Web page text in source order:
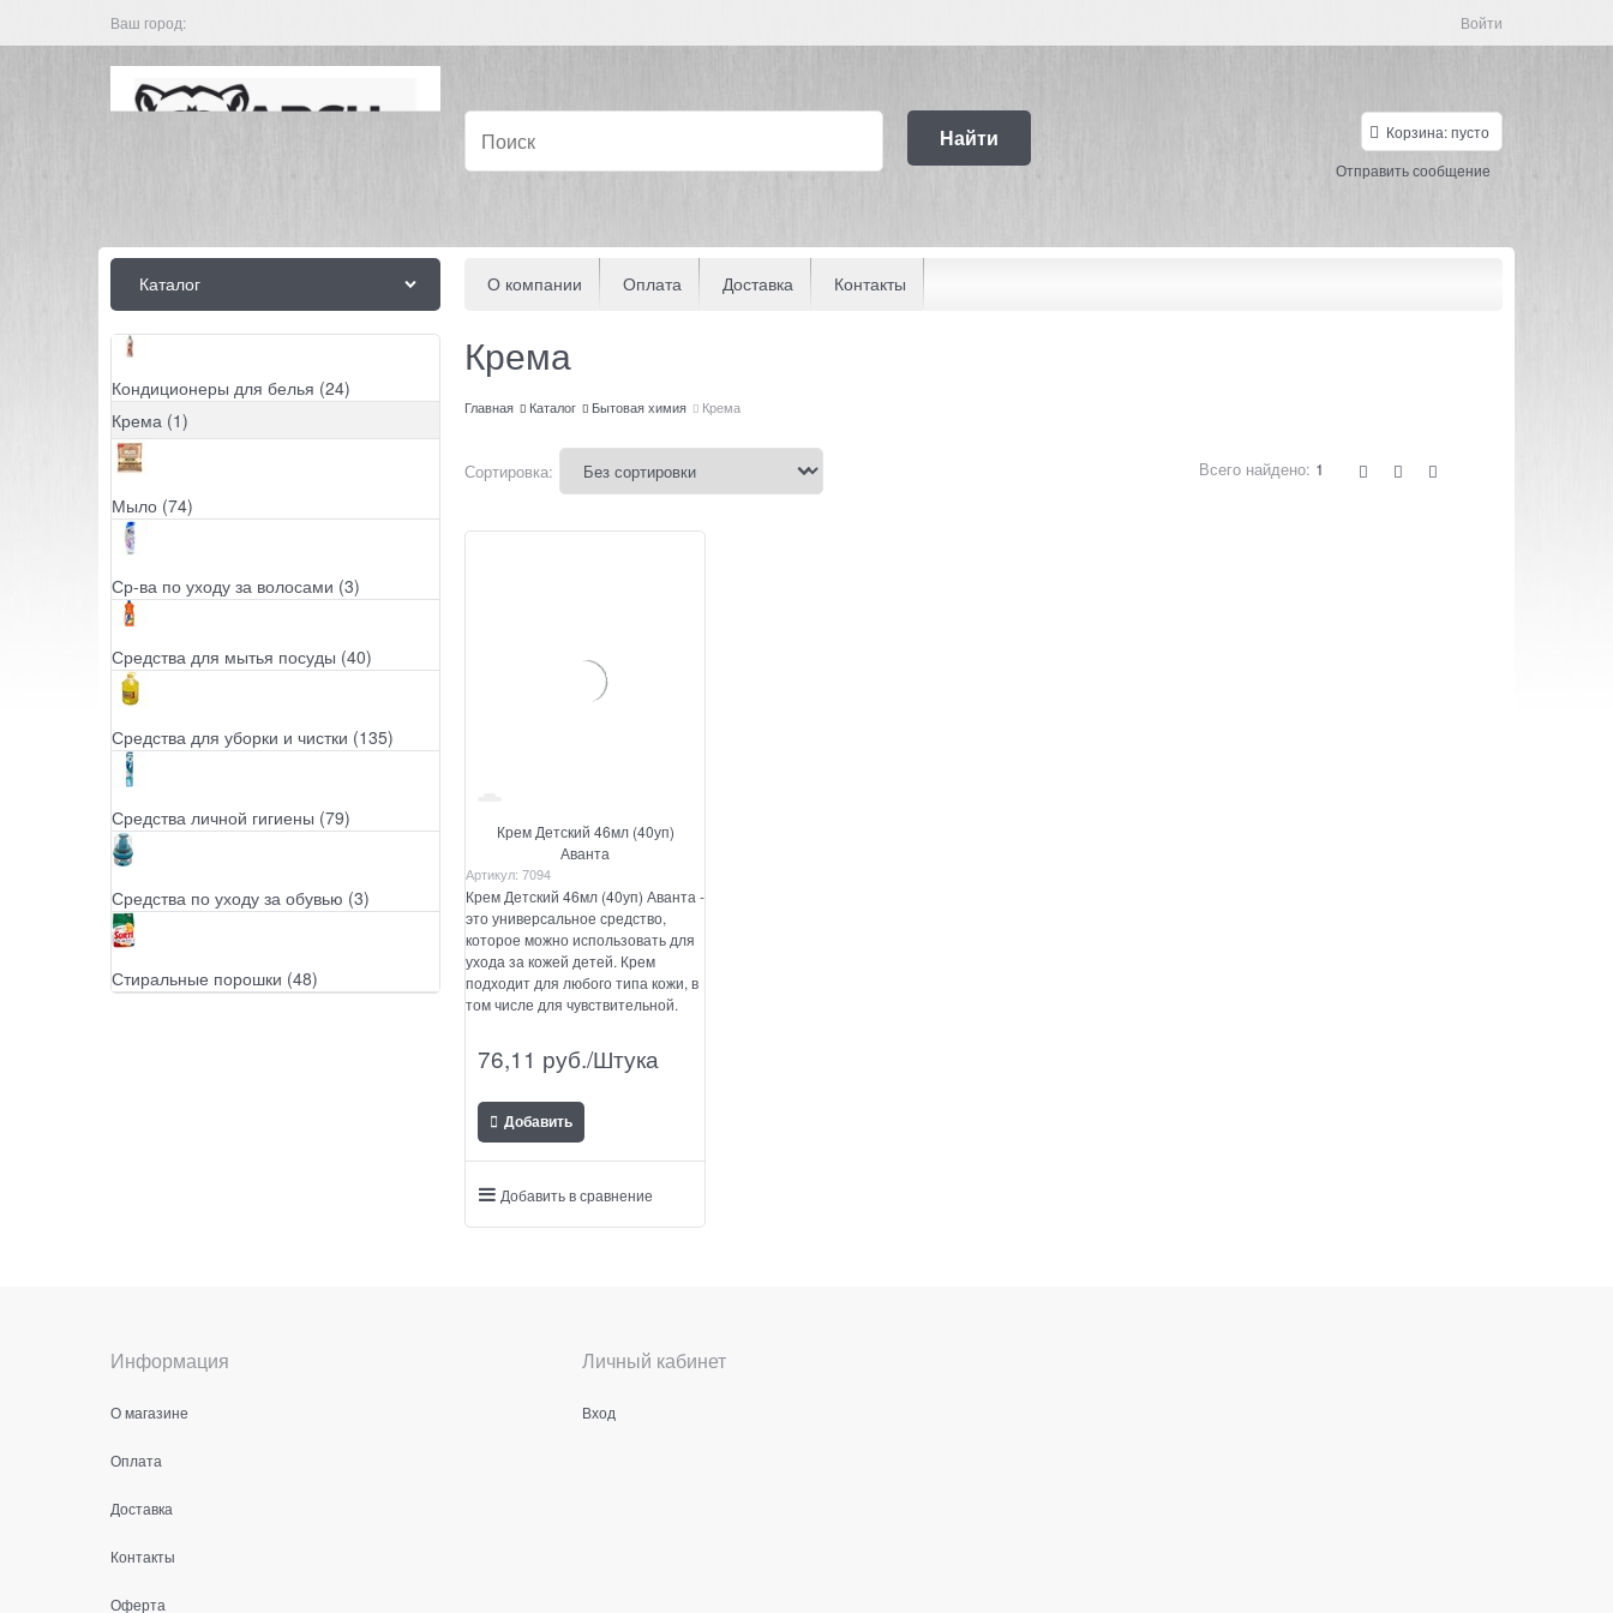
Ваш город: Войти
Найти Корзина:пусто
Отправить сообщение
Каталог О компании Оплата Доставка Контакты
Кондиционеры для белья (24)
Крема (1)
Мыло (74)
Ср-ва по уходу за волосами (3)
Средства для мытья посуды (40)
Средства для уборки и чистки (135)
Средства личной гигиены (79)
Средства по уходу за обувью (3)
Стиральные порошки (48)
Крема
Главная Каталог Бытовая химия Крема
Сортировка: Всего найдено: 1
Крем Детский 46мл (40уп)
Аванта
Артикул: 7094
Крем Детский 46мл (40уп) Аванта -
это универсальное средство,
которое можно использовать для
ухода за кожей детей. Крем
подходит для любого типа кожи, в
том числе для чувствительной.
76,11 руб./Штука
Добавить
Добавить в сравнение
Информация
О магазине
Оплата
Доставка
Контакты
Оферта
Личный кабинет
Вход